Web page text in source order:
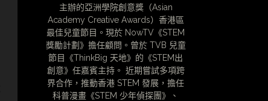
主辦的亞洲學院創意獎（Asian
Academy Creative Awards）香港區
最佳兒童節目。現於 NowTV《STEM
獎勵計劃》擔任顧問。曾於 TVB 兒童
節目《ThinkBig 天地》的《STEM出
創意》任嘉賓主持。 近期嘗試多項跨
界合作，推動香港 STEM 發展，擔任
科普漫畫《STEM 少年偵探團》、